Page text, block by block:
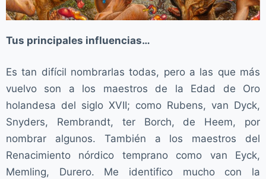
Tus principales influencias…
Es tan difícil nombrarlas todas, pero a las que más
vuelvo son a los maestros de la Edad de Oro
holandesa del siglo XVII; como Rubens, van Dyck,
Snyders, Rembrandt, ter Borch, de Heem, por
nombrar algunos. También a los maestros del
Renacimiento nórdico temprano como van Eyck,
Memling, Durero. Me identifico mucho con la